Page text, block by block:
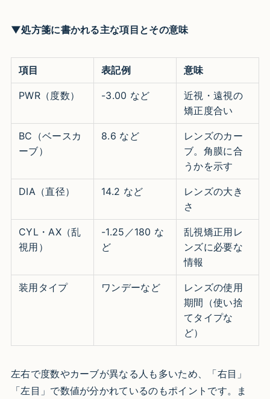
▼処方箋に書かれる主な項目とその意味
項目 表記例 意味
PWR（度数） -3.00 など
近視・遠視の
矯正度合い
BC（ベースカ
ーブ）
8.6 など
レンズのカー
ブ。角膜に合
うかを示す
DIA（直径） 14.2 など
レンズの大き
さ
CYL・AX（乱
視用）
-1.25／180 な
ど
乱視矯正用レ
ンズに必要な
情報
装用タイプ ワンデーなど
レンズの使用
期間（使い捨
てタイプな
ど）
左右で度数やカーブが異なる人も多いため、「右目」
「左目」で数値が分かれているのもポイントです。ま